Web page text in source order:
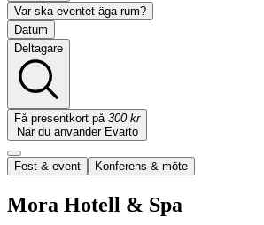
Var ska eventet äga rum?
Datum
Deltagare
Få presentkort på 300 kr
När du använder Evarto
Fest & event Konferens & möte
Mora Hotell & Spa